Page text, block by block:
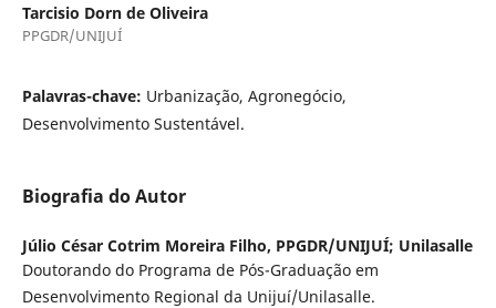
Tarcisio Dorn de Oliveira
PPGDR/UNIJUÍ
Palavras-chave: Urbanização, Agronegócio,
Desenvolvimento Sustentável.
Biografia do Autor
Júlio César Cotrim Moreira Filho, PPGDR/UNIJUÍ; Unilasalle
Doutorando do Programa de Pós-Graduação em
Desenvolvimento Regional da Unijuí/Unilasalle.